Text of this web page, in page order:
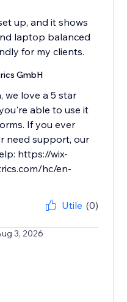
up, and it shows
laptop balanced
for my clients.
GmbH
we love a 5 star
able to use it
If you ever
need support, our
https://wix-
hc/en-
Utile (0)
3, 2026